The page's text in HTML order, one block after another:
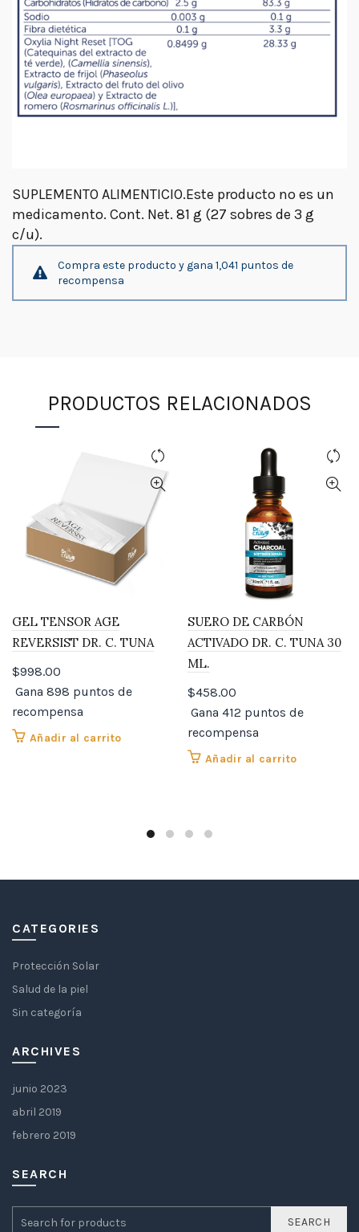
SUPLEMENTO ALIMENTICIO.Este producto no es un
medicamento. Cont. Net. 81 g (27 sobres de 3 g
c/u).
Compra este producto y gana 1,041 puntos de
recompensa
PRODUCTOS RELACIONADOS
GEL TENSOR AGE
REVERSIST DR. C. TUNA
$998.00
Gana 898 puntos de
recompensa
Añadir al carrito
SUERO DE CARBÓN
ACTIVADO DR. C. TUNA 30
ML.
$458.00
Gana 412 puntos de
recompensa
Añadir al carrito
CATEGORIES
Protección Solar
Salud de la piel
Sin categoría
ARCHIVES
junio 2023
abril 2019
febrero 2019
SEARCH
SEARCH